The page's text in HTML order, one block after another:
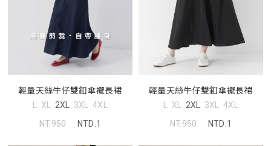
輕量天絲牛仔雙釦傘襬長裙
L XL 2XL 3XL 4XL
NT.950
NTD.1
輕量天絲牛仔雙釦傘襬長裙
L XL 2XL 3XL 4XL
NT.950
NTD.1